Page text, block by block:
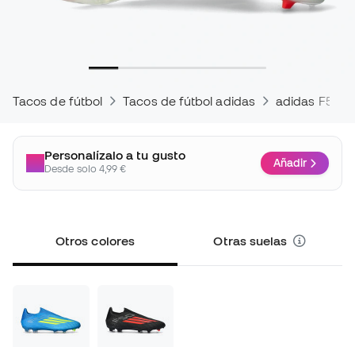
Tacos de fútbol Tacos de fútbol adidas adidas F50
Personalízalo a tu gusto
Desde solo 4,99 € Añadir
Otros colores Otras suelas